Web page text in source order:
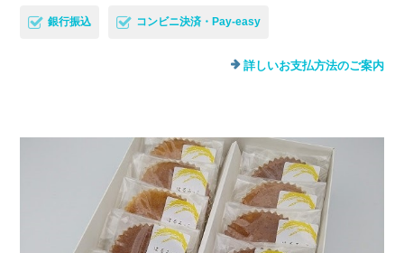
銀行振込 コンビニ決済・Pay-easy
詳しいお支払方法のご案内